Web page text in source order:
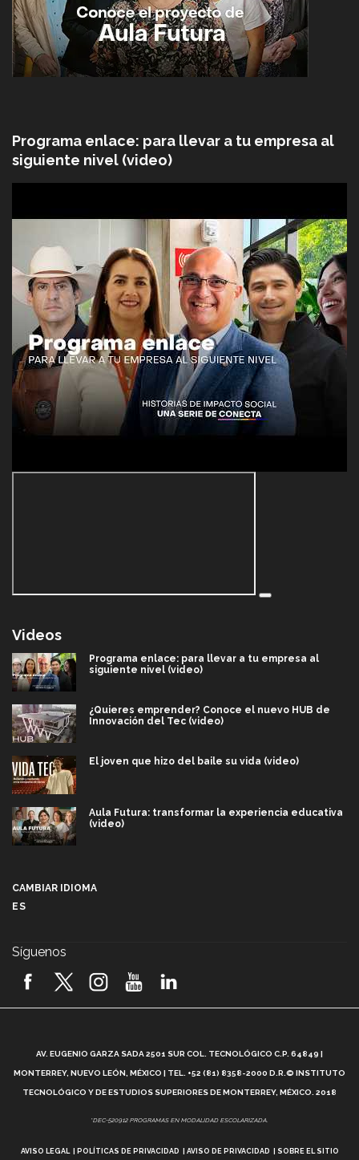
Programa enlace: para llevar a tu empresa al
siguiente nivel (video)
Videos
Programa enlace: para llevar a tu empresa al
siguiente nivel (video)
¿Quieres emprender? Conoce el nuevo HUB de
Innovación del Tec (video)
El joven que hizo del baile su vida (video)
Aula Futura: transformar la experiencia educativa
(video)
2026! (video)
¿Cómo es el Modelo Educativo Tec? (video)
Vida Tec: Feminismo e Inteligencia Artificial, Paola
CAMBIAR IDIOMA
ES
Síguenos
AV. EUGENIO GARZA SADA 2501 SUR COL. TECNOLÓGICO C.P. 64849 |
MONTERREY, NUEVO LEÓN, MÉXICO | TEL. +52 (81) 8358-2000 D.R.© INSTITUTO
TECNOLÓGICO Y DE ESTUDIOS SUPERIORES DE MONTERREY, MÉXICO. 2018
*DEC-520912 PROGRAMAS EN MODALIDAD ESCOLARIZADA.
AVISO LEGAL POLÍTICAS DE PRIVACIDAD AVISO DE PRIVACIDAD SOBRE EL SITIO